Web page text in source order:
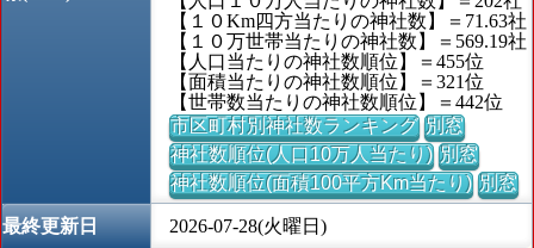
【１０Km四方当たりの神社数】＝71.63社
【１０万世帯当たりの神社数】＝569.19社
【人口当たりの神社数順位】＝455位
【面積当たりの神社数順位】＝321位
【世帯数当たりの神社数順位】＝442位
市区町村別神社数ランキング 別窓
神社数順位(人口10万人当たり) 別窓
神社数順位(面積100平方Km当たり) 別窓
最終更新日
2026-07-28(火曜日)